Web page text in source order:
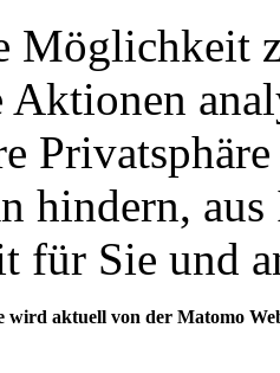
Möglichkeit
Aktionen
hindern,
für Sie und
wird aktuell von der Matomo